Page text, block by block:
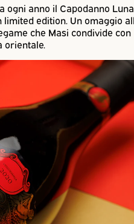
ogni anno il Capodanno
edition. Un omaggio
che Masi condivide con
orientale.